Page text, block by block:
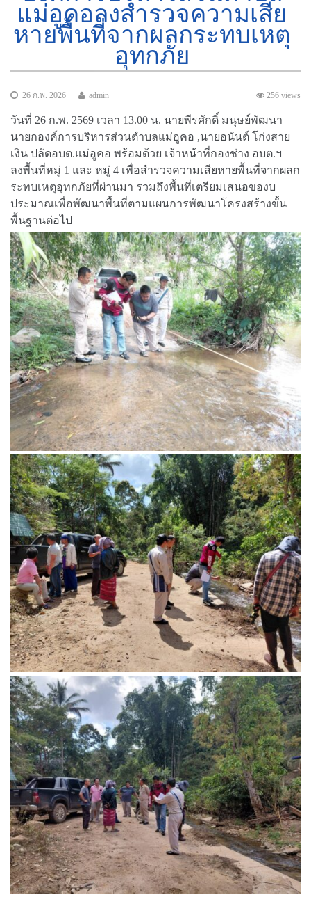
แม่อูคอลงสำรวจความเสีย
หายพื้นที่จากผลกระทบเหตุ
อุทกภัย
26 ก.พ. 2026 256 views
admin
วันที่ 26 ก.พ. 2569 เวลา 13.00 น. นายพีรศักดิ์ มนุษย์พัฒนา
นายกองค์การบริหารส่วนตำบลแม่อูคอ ,นายอนันต์ โก่งสาย
เงิน ปลัดอบต.แม่อูคอ พร้อมด้วย เจ้าหน้าที่กองช่าง อบต.ฯ
ลงพื้นที่หมู่ 1 และ หมู่ 4 เพื่อสำรวจความเสียหายพื้นที่จากผลก
ระทบเหตุอุทกภัยที่ผ่านมา รวมถึงพื้นที่เตรียมเสนอของบ
ประมาณเพื่อพัฒนาพื้นที่ตามแผนการพัฒนาโครงสร้างขั้น
พื้นฐานต่อไป